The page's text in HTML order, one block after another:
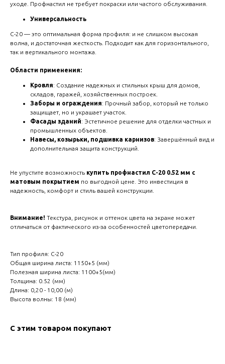
уходе. Профнастил не требует покраски или частого обслуживания.
Универсальность
С-20 — это оптимальная форма профиля: и не слишком высокая
волна, и достаточная жесткость. Подходит как для горизонтального,
так и вертикального монтажа.
Области применения:
Кровля: Создание надежных и стильных крыш для домов,
складов, гаражей, хозяйственных построек.
Заборы и ограждения: Прочный забор, который не только
защищает, но и украшает участок.
Фасады зданий: Эстетичное решение для отделки частных и
промышленных объектов.
Навесы, козырьки, подшивка карнизов: Завершённый вид и
дополнительная защита конструкций.
Не упустите возможность купить профнастил С-20 0.52 мм с
матовым покрытием по выгодной цене. Это инвестиция в
надежность, комфорт и стиль вашей конструкции.
Внимание! Текстура, рисунок и оттенок цвета на экране может
отличаться от фактического из-за особенностей цветопередачи.
Тип профиля: С-20
Общая ширина листа: 1150+5 (мм)
Полезная ширина листа: 1100+5(мм)
Толщина: 0.52 (мм)
Длина: 0,20 - 10,00 (м)
Высота волны: 18 (мм)
С этим товаром покупают